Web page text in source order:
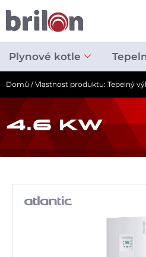
obsah
Plynové kotle
Domů / Vlastnost produktu: Tepelný
4.6 KW